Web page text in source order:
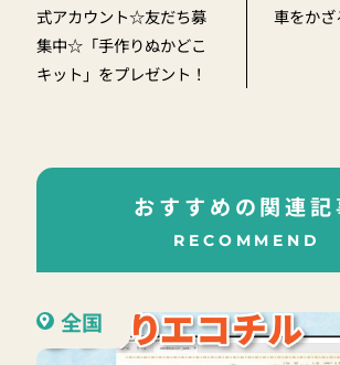
式アカウント☆友だち募
集中☆「手作りぬかどこ
キット」をプレゼント！
車をかざ
おすすめの関連記
RECOMMEND
全国